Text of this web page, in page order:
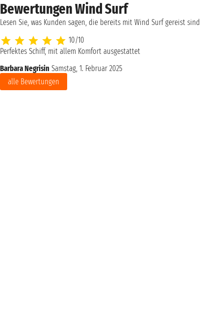
Bewertungen Wind Surf
Lesen Sie, was Kunden sagen, die bereits mit Wind Surf gereist sind
10/10
Perfektes Schiff, mit allem Komfort ausgestattet
Barbara Negrisin Samstag, 1. Februar 2025
alle Bewertungen